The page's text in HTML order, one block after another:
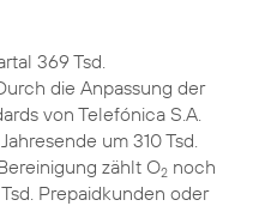
369 Tsd.
die Anpassung der
von Telefónica S.A.
um 310 Tsd.
zählt O2 noch
Prepaidkunden oder